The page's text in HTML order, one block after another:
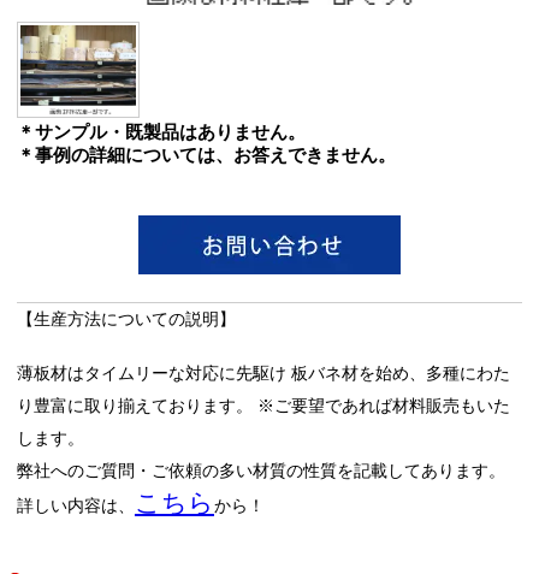
＊サンプル・既製品はありません。
＊事例の詳細については、お答えできません。
【生産方法についての説明】
薄板材はタイムリーな対応に先駆け 板バネ材を始め、多種にわた
り豊富に取り揃えております。 ※ご要望であれば材料販売もいた
します。
弊社へのご質問・ご依頼の多い材質の性質を記載してあります。
詳しい内容は、
こちら から！